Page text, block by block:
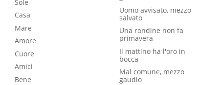
Sole
Casa
Mare
Amore
Cuore
Amici
Bene
Uomo avvisato, mezzo
salvato
Una rondine non fa
primavera
Il mattino ha l'oro in
bocca
Mal comune, mezzo
gaudio